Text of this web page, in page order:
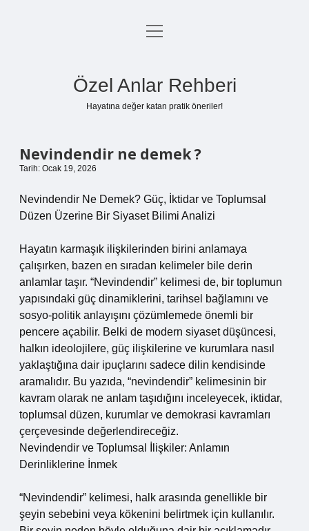
Anasayfa
menüyü
Özel Anlar Rehberi
Hayatına değer katan pratik öneriler!
Nevindendir ne demek ?
Tarih: Ocak 19, 2026
Nevindendir Ne Demek? Güç, İktidar ve Toplumsal
Düzen Üzerine Bir Siyaset Bilimi Analizi
Hayatın karmaşık ilişkilerinden birini anlamaya
çalışırken, bazen en sıradan kelimeler bile derin
anlamlar taşır. “Nevindendir” kelimesi de, bir toplumun
yapısındaki güç dinamiklerini, tarihsel bağlamını ve
sosyo-politik anlayışını çözümlemede önemli bir
pencere açabilir. Belki de modern siyaset düşüncesi,
halkın ideolojilere, güç ilişkilerine ve kurumlara nasıl
yaklaştığına dair ipuçlarını sadece dilin kendisinde
aramalıdır. Bu yazıda, “nevindendir” kelimesinin bir
kavram olarak ne anlam taşıdığını inceleyecek, iktidar,
toplumsal düzen, kurumlar ve demokrasi kavramları
çerçevesinde değerlendireceğiz.
Nevindendir ve Toplumsal İlişkiler: Anlamın
Derinliklerine İnmek
“Nevindendir” kelimesi, halk arasında genellikle bir
şeyin sebebini veya kökenini belirtmek için kullanılır.